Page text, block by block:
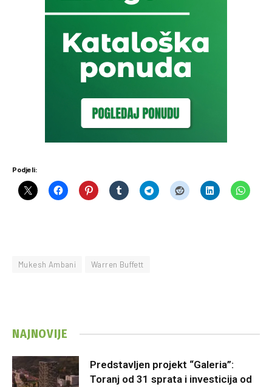
Podjeli:
Mukesh Ambani Warren Buffett
NAJNOVIJE
Predstavljen projekt “Galeria”:
Toranj od 31 sprata i investicija od